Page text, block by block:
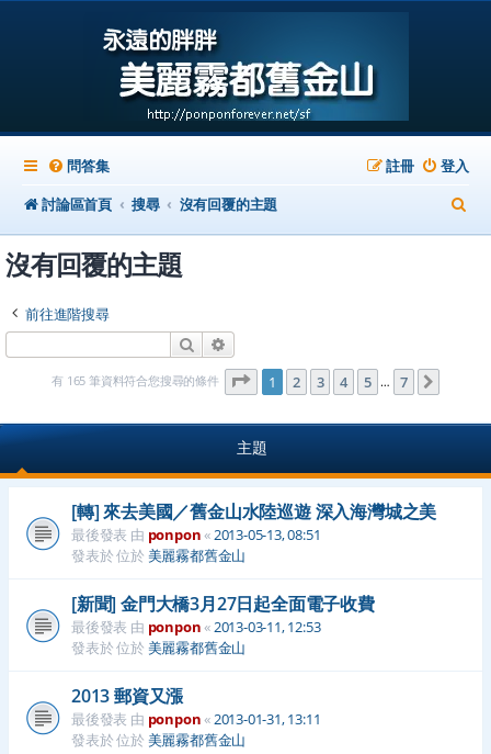
問答集 登入
註冊
討論區首頁
搜尋 沒有回覆的主題
尋
沒有回覆的主題
前往進階搜尋
搜尋
有 165 筆資料符合您搜尋的條件 1 頁 (共 7 頁)
1 2 3 4 5 … 7
主題
[轉] 來去美國／舊金山水陸巡遊 深入海灣城之美
最後發表 由 ponpon« 2013-05-13, 08:51
發表於 位於 美麗霧都舊金山
[新聞] 金門大橋3月27日起全面電子收費
最後發表 由 ponpon« 2013-03-11, 12:53
發表於 位於 美麗霧都舊金山
2013 郵資又漲
最後發表 由 ponpon« 2013-01-31, 13:11
發表於 位於 美麗霧都舊金山